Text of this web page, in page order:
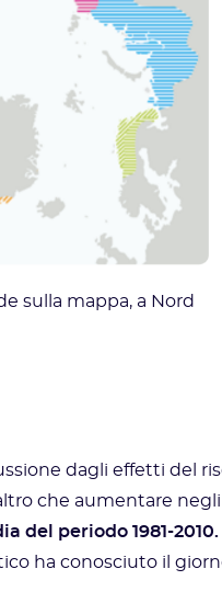
sulla mappa, a Nord
dagli effetti del
che aumentare negli
del periodo 1981-2010.
ha conosciuto il